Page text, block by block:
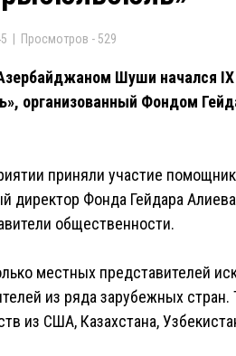
| Просмотров - 529
Шуши начался
организованный Фондом
приняли участие
директор Фонда Гейдара
общественности.
местных представителей
из ряда зарубежных
из США, Казахстана,